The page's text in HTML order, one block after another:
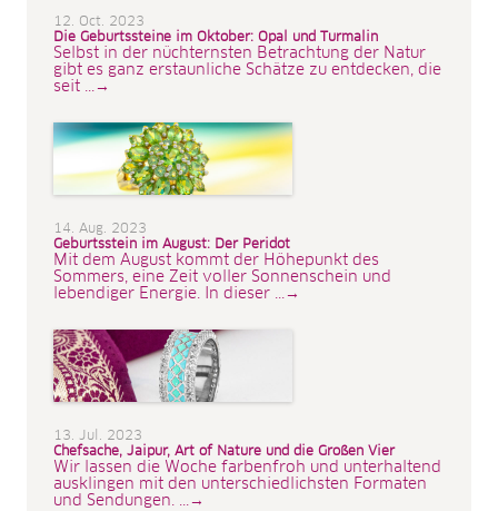
12. Oct. 2023
Die Geburtssteine im Oktober: Opal und Turmalin
Selbst in der nüchternsten Betrachtung der Natur
gibt es ganz erstaunliche Schätze zu entdecken, die
seit ...→
14. Aug. 2023
Geburtsstein im August: Der Peridot
Mit dem August kommt der Höhepunkt des
Sommers, eine Zeit voller Sonnenschein und
lebendiger Energie. In dieser ...→
13. Jul. 2023
Chefsache, Jaipur, Art of Nature und die Großen Vier
Wir lassen die Woche farbenfroh und unterhaltend
ausklingen mit den unterschiedlichsten Formaten
und Sendungen. ...→